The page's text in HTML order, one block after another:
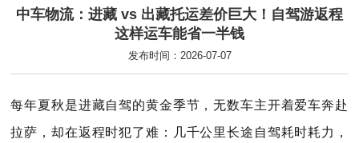
中车物流：进藏 vs 出藏托运差价巨大！自驾游返程
这样运车能省一半钱
发布时间：2026-07-07
每年夏秋是进藏自驾的黄金季节，无数车主开着爱车奔赴
拉萨，却在返程时犯了难：几千公里长途自驾耗时耗力，